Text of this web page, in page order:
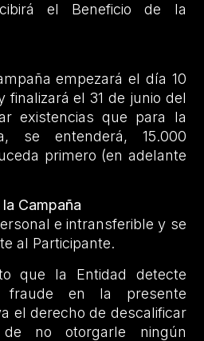
el Beneficio de la
empezará el día 10
el 31 de junio del
existencias que para la
se entenderá, 15.000
primero (en adelante
Campaña
e intransferible y se
al Participante.
que la Entidad detecte
en la presente
el derecho de descalificar
no otorgarle ningún